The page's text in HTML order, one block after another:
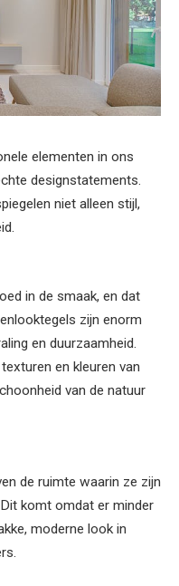
elementen in ons
designstatements.
niet alleen stijl,
in de smaak, en dat
zijn enorm
en duurzaamheid.
en kleuren van
van de natuur
de ruimte waarin ze zijn
komt omdat er minder
moderne look in